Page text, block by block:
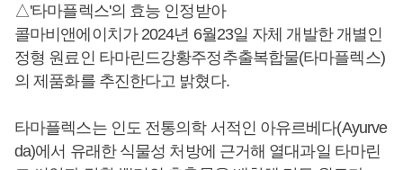
△'타마플렉스'의 효능 인정받아
콜마비앤에이치가 2024년 6월23일 자체 개발한 개별인
정형 원료인 타마린드강황주정추출복합물(타마플렉스)
의 제품화를 추진한다고 밝혔다.
타마플렉스는 인도 전통의학 서적인 아유르베다(Ayurve
da)에서 유래한 식물성 처방에 근거해 열대과일 타마린